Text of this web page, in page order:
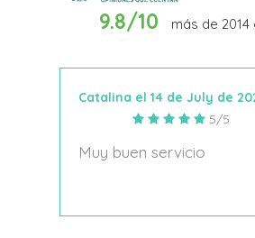
9.8/10 más de 2014
Catalina el 14 de July de
5/5
Muy buen servicio